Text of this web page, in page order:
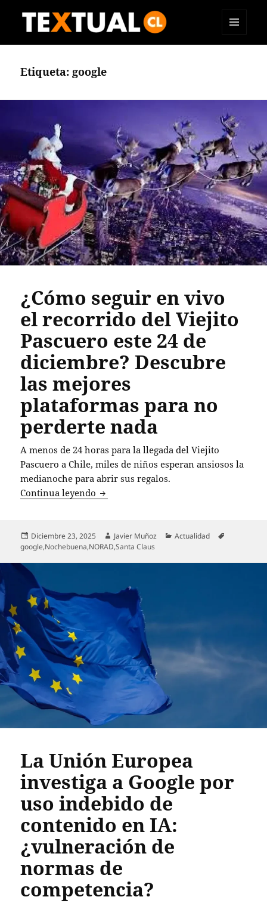
Etiqueta: google
¿Cómo seguir en vivo
el recorrido del Viejito
Pascuero este 24 de
diciembre? Descubre
las mejores
plataformas para no
perderte nada
A menos de 24 horas para la llegada del Viejito
Pascuero a Chile, miles de niños esperan ansiosos la
medianoche para abrir sus regalos.
Continua leyendo ¿Cómo seguir en vivo el recorrido del
Publicado
el
Diciembre 23, 2025 Autor
Javier Muñoz Categorías
Actualidad
google,Nochebuena,NORAD,Santa Claus
La Unión Europea
investiga a Google por
uso indebido de
contenido en IA:
¿vulneración de
normas de
competencia?